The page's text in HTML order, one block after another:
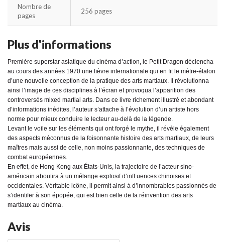
Nombre de
pages
256 pages
Plus d'informations
Première superstar asiatique du cinéma d’action, le Petit Dragon déclencha
au cours des années 1970 une ﬁèvre internationale qui en ﬁt le mètre-étalon
d’une nouvelle conception de la pratique des arts martiaux. Il révolutionna
ainsi l’image de ces disciplines à l’écran et provoqua l’apparition des
controversés mixed martial arts. Dans ce livre richement illustré et abondant
d’informations inédites, l’auteur s’attache à l’évolution d’un artiste hors
norme pour mieux conduire le lecteur au-delà de la légende.
Levant le voile sur les éléments qui ont forgé le mythe, il révèle également
des aspects méconnus de la foisonnante histoire des arts martiaux, de leurs
maîtres mais aussi de celle, non moins passionnante, des techniques de
combat européennes.
En effet, de Hong Kong aux États-Unis, la trajectoire de l’acteur sino-
américain aboutira à un mélange explosif d’inﬂ uences chinoises et
occidentales. Véritable icône, il permit ainsi à d’innombrables passionnés de
s’identifer à son épopée, qui est bien celle de la réinvention des arts
martiaux au cinéma.
Avis